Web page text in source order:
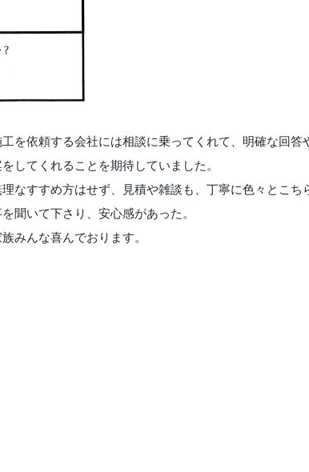
を依頼する会社には相談に乗ってくれて、明確な回答
してくれることを期待していました。
なすすめ方はせず、見積や雑談も、丁寧に色々とこち
聞いて下さり、安心感があった。
みんな喜んでおります。